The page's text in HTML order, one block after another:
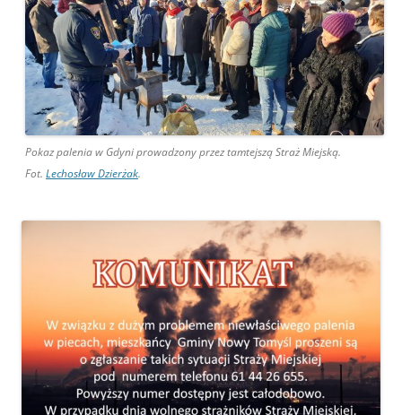
Pokaz palenia w Gdyni prowadzony przez tamtejszą Straż Miejską.
Fot. Lechosław Dzierżak.